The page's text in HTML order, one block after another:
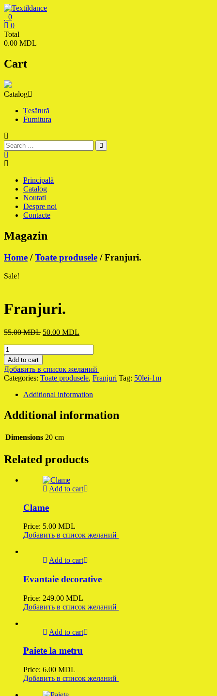
Skip
to
content
Textildance.md
0
0
Total
0.00 MDL
Cart
Catalog
Țesătură
Furnitura
Principală
Catalog
Noutati
Despre noi
Contacte
Magazin
Home /Toate produsele / Franjuri.
Sale!
Franjuri.
55.00MDL Original
55.00 MDL.
50.00 MDL
Franjuri.
quantity
Add to cart
Добавить в список желаний
Categories: Toate produsele, Franjuri Tag: 50lei-1m
Additional information
Additional information
Dimensions 20 cm
Related products
Add to cart
Clame
Price: 5.00 MDL
Добавить в список желаний
Add to cart
Evantaie decorative
Price: 249.00 MDL
Добавить в список желаний
Add to cart
Paiete la metru
Price: 6.00 MDL
Добавить в список желаний